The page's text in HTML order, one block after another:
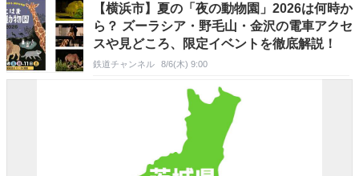
【横浜市】夏の「夜の動物園」2026は何時か
ら？ ズーラシア・野毛山・金沢の電車アクセ
スや見どころ、限定イベントを徹底解説！
鉄道チャンネル 8/6(木) 9:00